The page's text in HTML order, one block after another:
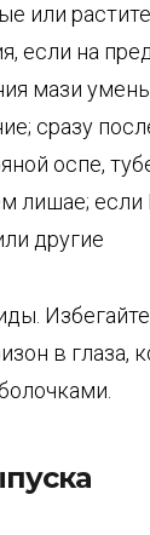
или
если на
мази
сразу
ос­пе,
лишае; если
другие
в глаза,